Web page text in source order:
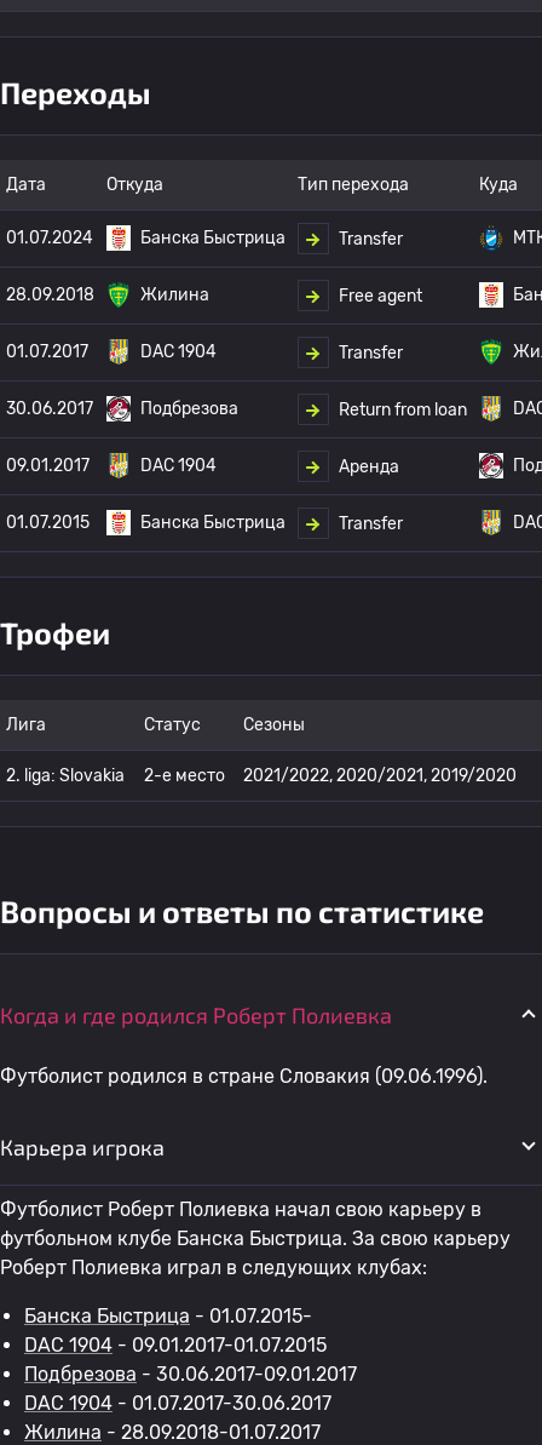
Переходы
Дата Откуда Тип перехода Куда
01.07.2024 Банска Быстрица Transfer
28.09.2018 Жилина Free agent
01.07.2017 DAC 1904 Transfer
30.06.2017 Подбрезова Return from loan
09.01.2017 DAC 1904 Аренда
01.07.2015 Банска Быстрица Transfer
Трофеи
Лига Статус Сезоны
2. liga: Slovakia 2-е место 2021/2022, 2020/2021, 2019/2020
Вопросы и ответы по статистике
Когда и где родился Роберт Полиевка
Футболист родился в стране Словакия (09.06.1996).
Карьера игрока
Футболист Роберт Полиевка начал свою карьеру в
футбольном клубе Банска Быстрица. За свою карьеру
Роберт Полиевка играл в следующих клубах:
Банска Быстрица - 01.07.2015-
DAC 1904 - 09.01.2017-01.07.2015
Подбрезова - 30.06.2017-09.01.2017
DAC 1904 - 01.07.2017-30.06.2017
Жилина - 28.09.2018-01.07.2017